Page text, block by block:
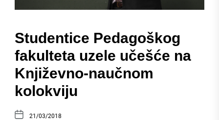
Studentice Pedagoškog
fakulteta uzele učešće na
Književno-naučnom
kolokviju
21/03/2018